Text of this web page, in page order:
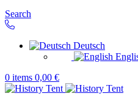
Search
Deutsch
0 items 0,00 €